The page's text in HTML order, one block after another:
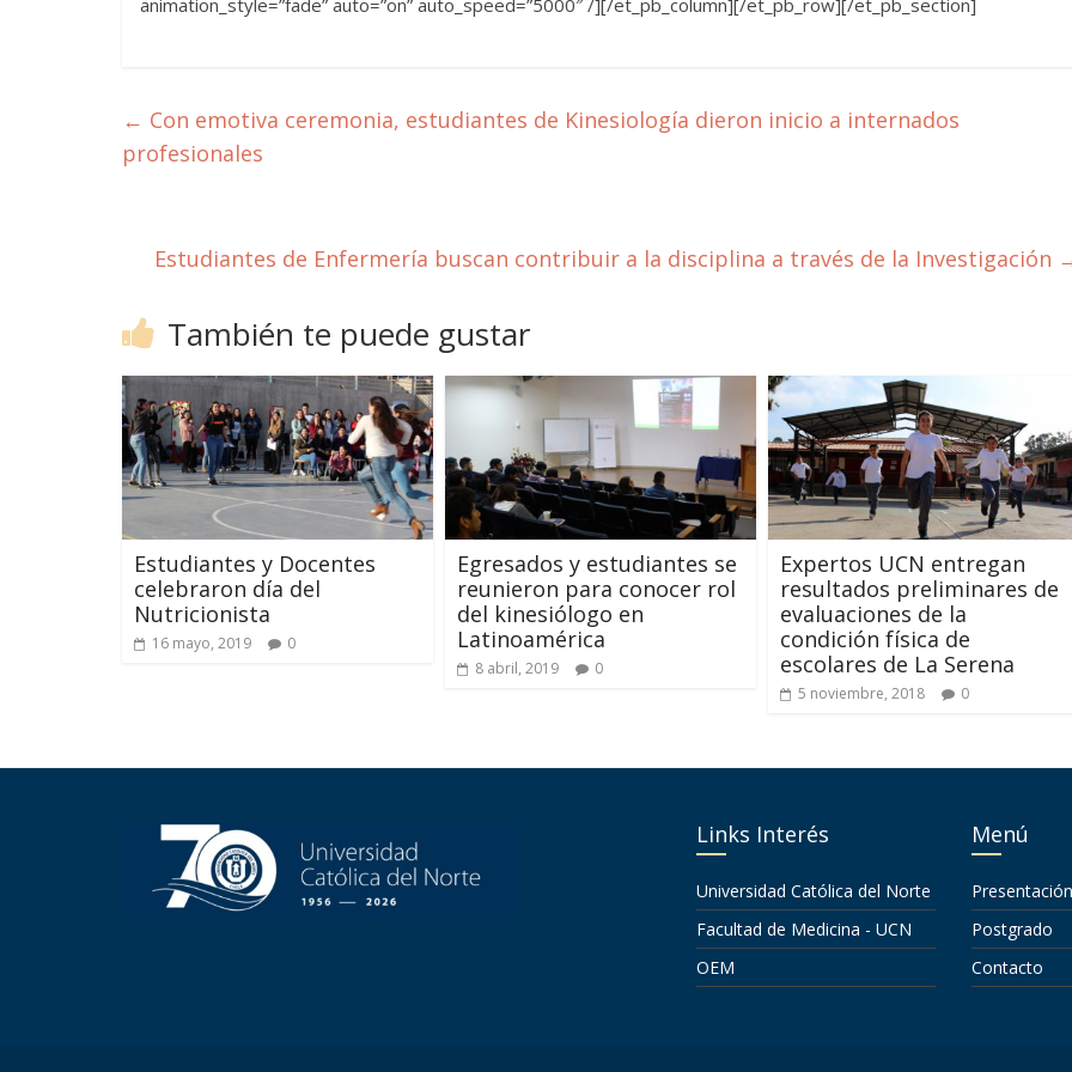
animation_style=”fade” auto=”on” auto_speed=”5000″ /][/et_pb_column][/et_pb_row][/et_pb_section]
← Con emotiva ceremonia, estudiantes de Kinesiología dieron inicio a internados
profesionales
Estudiantes de Enfermería buscan contribuir a la disciplina a través de la Investigación
También te puede gustar
Estudiantes y Docentes
celebraron día del
Nutricionista
16 mayo, 2019 0
Egresados y estudiantes se
reunieron para conocer rol
del kinesiólogo en
Latinoamérica
8 abril, 2019 0
Expertos UCN entregan
resultados preliminares de
evaluaciones de la
condición física de
escolares de La Serena
5 noviembre, 2018 0
Links Interés
Universidad Católica del Norte
Facultad de Medicina - UCN
OEM
Menú
Presentación
Postgrado
Contacto